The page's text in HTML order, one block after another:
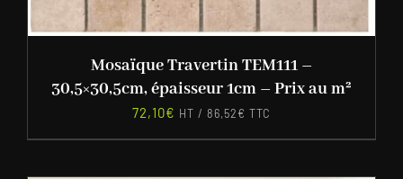
Mosaïque Travertin TEM111 –
30,5×30,5cm, épaisseur 1cm – Prix au m²
72,10€ HT / 86,52€ TTC